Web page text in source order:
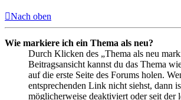
Nach oben
Wie markiere ich ein Thema als neu?
Durch Klicken des „Thema als neu
Beitragsansicht kannst du das Thema
auf die erste Seite des Forums holen.
entsprechenden Link nicht siehst, dann
möglicherweise deaktiviert oder seit der